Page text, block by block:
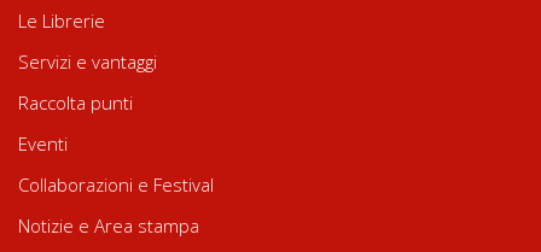
Le Librerie
Servizi e vantaggi
Raccolta punti
Eventi
Collaborazioni e Festival
Notizie e Area stampa